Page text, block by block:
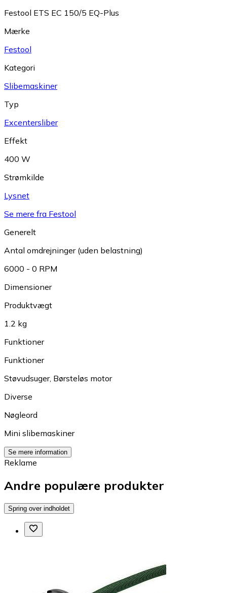
Festool ETS EC 150/5 EQ-Plus
Mærke
Festool
Kategori
Slibemaskiner
Typ
Excentersliber
Effekt
400 W
Strømkilde
Lysnet
Se mere fra Festool
Generelt
Antal omdrejninger (uden belastning)
6000 - 0 RPM
Dimensioner
Produktvægt
1.2 kg
Funktioner
Funktioner
Støvudsuger, Børsteløs motor
Diverse
Nøgleord
Mini slibemaskiner
Se mere information
Reklame
Andre populære produkter
Spring over indholdet